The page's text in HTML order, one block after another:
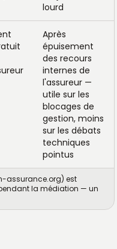
lourd
Après
épuisement
des recours
internes de
l'assureur —
utile sur les
blocages de
gestion, moins
sur les débats
techniques
pointus
assurance.org) est
la médiation — un